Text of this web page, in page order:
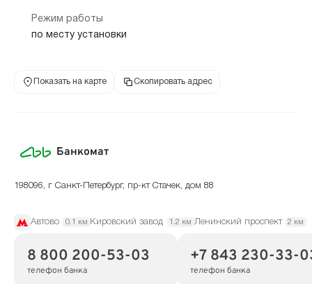
Режим работы
по месту установки
Показать на карте Скопировать адрес
Банкомат
198096, г Санкт-Петербург, пр-кт Стачек, дом 88
Автово 0.1 км Кировский завод 1.2 км Ленинский проспект 2 км
8 800 200-53-03
телефон банка
+7 843 230-33-
телефон банка